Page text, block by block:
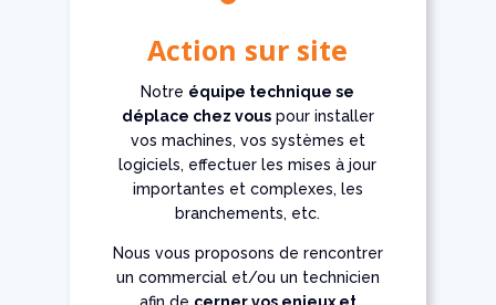
Action sur site
Notre équipe technique se
déplace chez vouspour installer
vos machines, vos systèmes et
logiciels, effectuer les mises à jour
importantes et complexes, les
branchements, etc.
Nous vous proposons de rencontrer
un commercial et/ou un technicien
afin de cerner vos enjeux et